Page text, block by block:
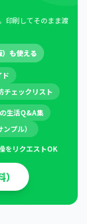
印刷してそのまま渡
も使える
ド
チェックリスト
生活Q&A集
プル）
をリクエストOK